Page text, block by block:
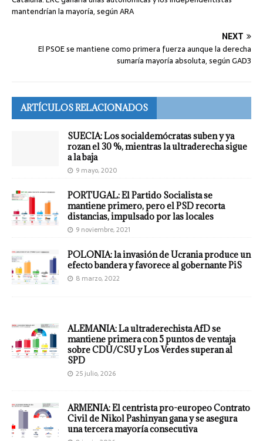
mantendrían la mayoría, según ARA
NEXT
El PSOE se mantiene como primera fuerza aunque la derecha
sumaría mayoría absoluta, según GAD3
ARTÍCULOS RELACIONADOS
SUECIA: Los socialdemócratas suben y ya
rozan el 30 %, mientras la ultraderecha sigue
a la baja
9 mayo, 2020
PORTUGAL: El Partido Socialista se
mantiene primero, pero el PSD recorta
distancias, impulsado por las locales
9 noviembre, 2021
POLONIA: la invasión de Ucrania produce un
efecto bandera y favorece al gobernante PiS
8 marzo, 2022
ALEMANIA: La ultraderechista AfD se
mantiene primera con 5 puntos de ventaja
sobre CDU/CSU y Los Verdes superan al
SPD
25 julio, 2026
ARMENIA: El centrista pro-europeo Contrato
Civil de Nikol Pashinyan gana y se asegura
una tercera mayoría consecutiva